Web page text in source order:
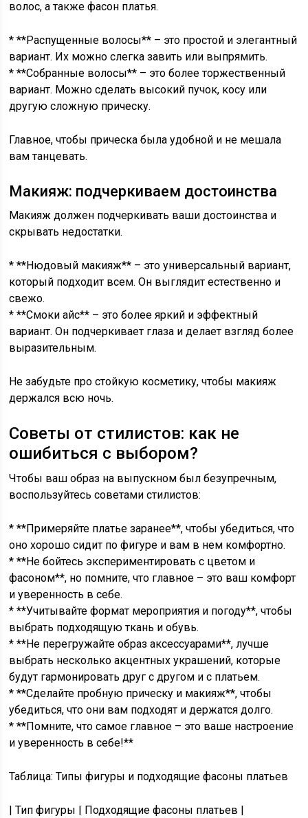
волос, а также фасон платья.
* **Распущенные волосы** – это простой и элегантный
вариант. Их можно слегка завить или выпрямить.
* **Собранные волосы** – это более торжественный
вариант. Можно сделать высокий пучок, косу или
другую сложную прическу.
Главное, чтобы прическа была удобной и не мешала
вам танцевать.
Макияж: подчеркиваем достоинства
Макияж должен подчеркивать ваши достоинства и
скрывать недостатки.
* **Нюдовый макияж** – это универсальный вариант,
который подходит всем. Он выглядит естественно и
свежо.
* **Смоки айс** – это более яркий и эффектный
вариант. Он подчеркивает глаза и делает взгляд более
выразительным.
Не забудьте про стойкую косметику, чтобы макияж
держался всю ночь.
Советы от стилистов: как не
ошибиться с выбором?
Чтобы ваш образ на выпускном был безупречным,
воспользуйтесь советами стилистов:
* **Примеряйте платье заранее**, чтобы убедиться, что
оно хорошо сидит по фигуре и вам в нем комфортно.
* **Не бойтесь экспериментировать с цветом и
фасоном**, но помните, что главное – это ваш комфорт
и уверенность в себе.
* **Учитывайте формат мероприятия и погоду**, чтобы
выбрать подходящую ткань и обувь.
* **Не перегружайте образ аксессуарами**, лучше
выбрать несколько акцентных украшений, которые
будут гармонировать друг с другом и с платьем.
* **Сделайте пробную прическу и макияж**, чтобы
убедиться, что они вам подходят и держатся долго.
* **Помните, что самое главное – это ваше настроение
и уверенность в себе!**
Таблица: Типы фигуры и подходящие фасоны платьев
| Тип фигуры | Подходящие фасоны платьев |